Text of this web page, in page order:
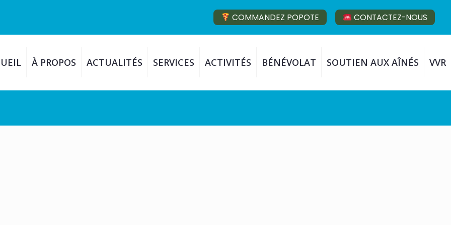
COMMANDEZ POPOTE CONTACTEZ-NOUS
À PROPOS ACTUALITÉS SERVICES ACTIVITÉS BÉNÉVOLAT SOUTIEN AUX AÎNÉS VVR